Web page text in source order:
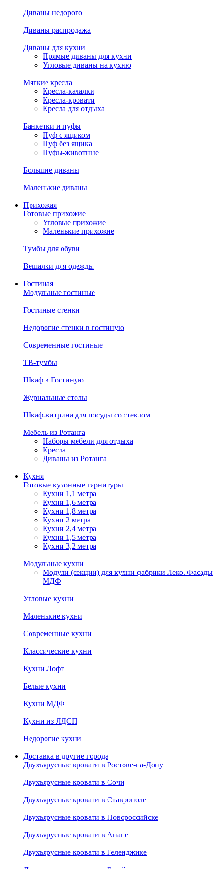
Диваны недорого
Диваны распродажа
Диваны для кухни
Прямые диваны для кухни
Угловые диваны на кухню
Мягкие кресла
Кресла-качалки
Кресла-кровати
Кресла для отдыха
Банкетки и пуфы
Пуф с ящиком
Пуф без ящика
Пуфы-животные
Большие диваны
Маленькие диваны
Прихожая
Готовые прихожие
Угловые прихожие
Маленькие прихожие
Тумбы для обуви
Вешалки для одежды
Гостиная
Модульные гостиные
Гостиные стенки
Недорогие стенки в гостиную
Современные гостиные
ТВ-тумбы
Шкаф в Гостиную
Журнальные столы
Шкаф-витрина для посуды со стеклом
Мебель из Ротанга
Наборы мебели для отдыха
Кресла
Диваны из Ротанга
Кухня
Готовые кухонные гарнитуры
Кухни 1,1 метра
Кухни 1,6 метра
Кухни 1,8 метра
Кухни 2 метра
Кухни 2,4 метра
Кухни 1,5 метра
Кухни 3,2 метра
Модульные кухни
Модули (секции) для кухни фабрики Леко. Фасады
МДФ
Угловые кухни
Маленькие кухни
Современные кухни
Классические кухни
Кухни Лофт
Белые кухни
Кухни МДФ
Кухни из ЛДСП
Недорогие кухни
Доставка в другие города
Двухъярусные кровати в Ростове-на-Дону
Двухъярусные кровати в Сочи
Двухъярусные кровати в Ставрополе
Двухъярусные кровати в Новороссийске
Двухъярусные кровати в Анапе
Двухъярусные кровати в Геленджике